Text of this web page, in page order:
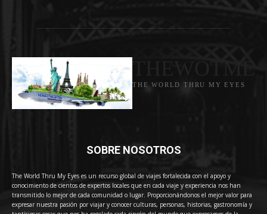
THE WORLD THRU MY EYES
SOBRE NOSOTROS
The World Thru My Eyes es un recurso global de viajes fortalecida con el apoyo y
conocimiento de cientos de expertos locales que en cada viaje y experiencia nos han
transmitido lo mejor de cada comunidad o lugar. Proporcionándonos el mejor valor para
expresar nuestra pasión por viajar y conocer culturas, personas, historias, gastronomía y